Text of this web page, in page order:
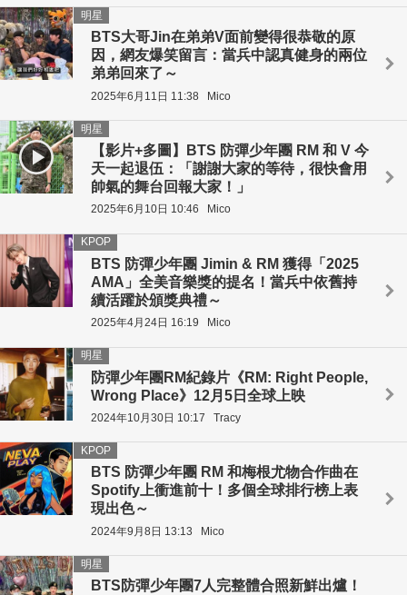
BTS大哥Jin在弟弟V面前變得很恭敬的原
因，網友爆笑留言：當兵中認真健身的兩位
弟弟回來了～
明星
2025年6月11日 11:38 Mico
【影片+多圖】BTS 防彈少年團 RM 和 V 今
天一起退伍：「謝謝大家的等待，很快會用
帥氣的舞台回報大家！」
明星
2025年6月10日 10:46 Mico
BTS 防彈少年團 Jimin & RM 獲得「2025
AMA」全美音樂獎的提名！當兵中依舊持
續活躍於頒獎典禮～
KPOP
2025年4月24日 16:19 Mico
防彈少年團RM紀錄片《RM: Right People,
Wrong Place》12月5日全球上映
明星
2024年10月30日 10:17 Tracy
BTS 防彈少年團 RM 和梅根尤物合作曲在
Spotify上衝進前十！多個全球排行榜上表
現出色～
KPOP
2024年9月8日 13:13 Mico
BTS防彈少年團7人完整體合照新鮮出爐！
明星